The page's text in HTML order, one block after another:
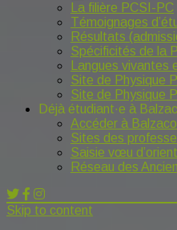
La filière PCSI-PC
Témoignages
Résultats
Spécificités de la
Langues vivantes
Site de Physique
Site de Physique
Déjà étudiant·e à
Accéder à
Sites des
Saisie vœu
Réseau des
Skip to content